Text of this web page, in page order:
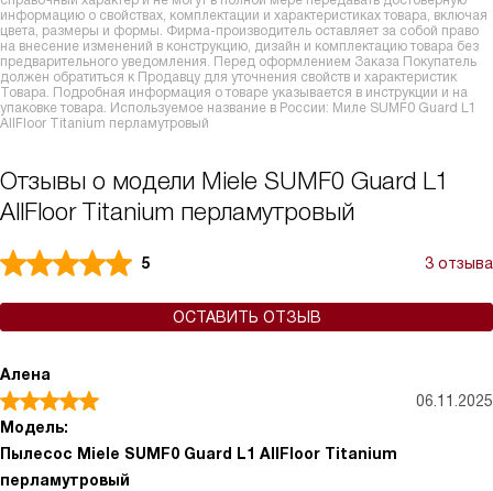
информацию о свойствах, комплектации и характеристиках товара, включая
цвета, размеры и формы. Фирма-производитель оставляет за собой право
на внесение изменений в конструкцию, дизайн и комплектацию товара без
предварительного уведомления. Перед оформлением Заказа Покупатель
должен обратиться к Продавцу для уточнения свойств и характеристик
Товара. Подробная информация о товаре указывается в инструкции и на
упаковке товара. Используемое название в России: Миле SUMF0 Guard L1
AllFloor Titanium перламутровый
Отзывы о модели Miele SUMF0 Guard L1
AllFloor Titanium перламутровый
5 3 отзыва
ОСТАВИТЬ ОТЗЫВ
Алена
06.11.2025
Модель:
Пылесос Miele SUMF0 Guard L1 AllFloor Titanium
перламутровый